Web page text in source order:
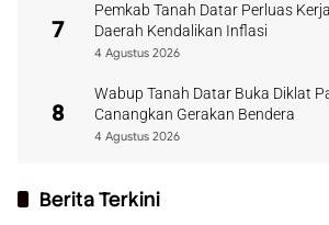
7
Pemkab Tanah Datar Perluas
Daerah Kendalikan Inflasi
4 Agustus 2026
8
Wabup Tanah Datar Buka Diklat
Canangkan Gerakan Bendera
4 Agustus 2026
Berita Terkini